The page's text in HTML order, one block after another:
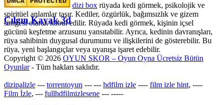
Çılgın Kayak 3d
dizi box rüyada kedi görmek​, psikolojik ve
spiritüel anlamlar taşır. Kediler, özgürlük, bağımsızlık ve gizem
simgesi olarak kabul edilir. Rüyada kedi görmek, kişinin içsel
gücünü keşfetme arzusunu yansıtabilir. Ayrıca, kedinin davranışları,
rüya sahibinin duygusal durumunu ve ilişkilerini de gösterebilir. Bu
rüya, yeni başlangıçlar veya uyanışa işaret edebilir.
Copyright © 2026 OYUN SKOR – Oyun Oyna Ücretsiz Bütün
Oyunlar- Tüm hakları saklıdır.
dizipalizle --- torrentoyun --- --- hdfilm izle ---- film izle hint, ----
Film İzle, --- fullhdfilmizlesene --- -----